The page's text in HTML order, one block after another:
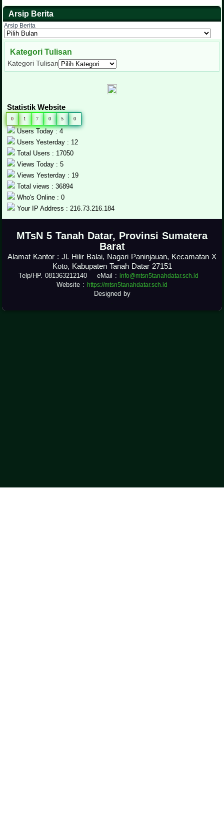
Arsip Berita
Arsip Berita
Kategori Tulisan
Kategori Tulisan
Statistik Website
0 1 7 0 5 0
Users Today : 4
Users Yesterday : 12
Total Users : 17050
Views Today : 5
Views Yesterday : 19
Total views : 36894
Who's Online : 0
Your IP Address : 216.73.216.184
MTsN 5 Tanah Datar, Provinsi Sumatera
Barat
Alamat Kantor : Jl. Hilir Balai, Nagari Paninjauan, Kecamatan X
Koto, Kabupaten Tanah Datar 27151
Telp/HP. 081363212140 eMail : info@mtsn5tanahdatar.sch.id
Website : https://mtsn5tanahdatar.sch.id
Designed by